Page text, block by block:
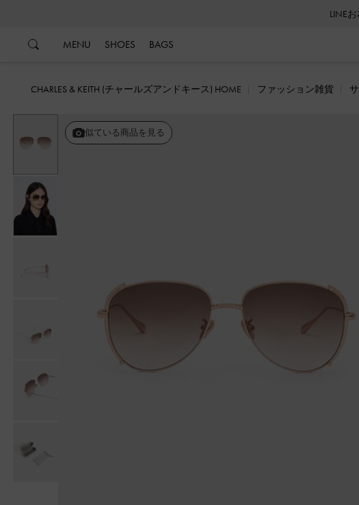
LINE
MENU SHOES BAGS
CHARLES & KEITH (チャールズアンドキース) HOME ファッション雑貨
似ている商品を見る